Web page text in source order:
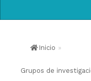
Inicio »
Grupos de